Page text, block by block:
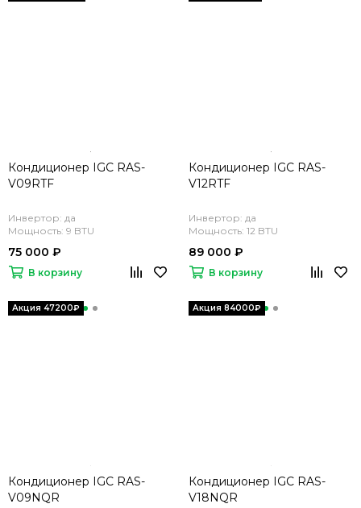
Кондиционер IGC RAS-
V09RTF
Инвертор: да
Мощность: 9 BTU
75 000 ₽
В корзину
Кондиционер IGC RAS-
V12RTF
Инвертор: да
Мощность: 12 BTU
89 000 ₽
В корзину
Кондиционер IGC RAS-
V09NQR
Кондиционер IGC RAS-
V18NQR